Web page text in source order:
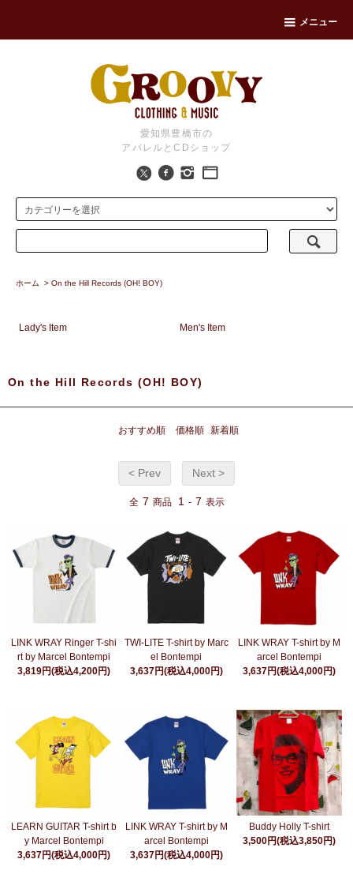
メニュー
愛知県豊橋市の
アパレルとCDショップ
ホーム > On the Hill Records (OH! BOY)
Lady's Item Men's Item
On the Hill Records (OH! BOY)
おすすめ順 価格順 新着順
< Prev Next >
全 7 商品 1 - 7 表示
LINK WRAY Ringer T-shi
rt by Marcel Bontempi
3,819円(税込4,200円)
TWI-LITE T-shirt by Marc
el Bontempi
3,637円(税込4,000円)
LINK WRAY T-shirt by M
arcel Bontempi
3,637円(税込4,000円)
LEARN GUITAR T-shirt b
y Marcel Bontempi
3,637円(税込4,000円)
LINK WRAY T-shirt by M
arcel Bontempi
3,637円(税込4,000円)
Buddy Holly T-shirt
3,500円(税込3,850円)